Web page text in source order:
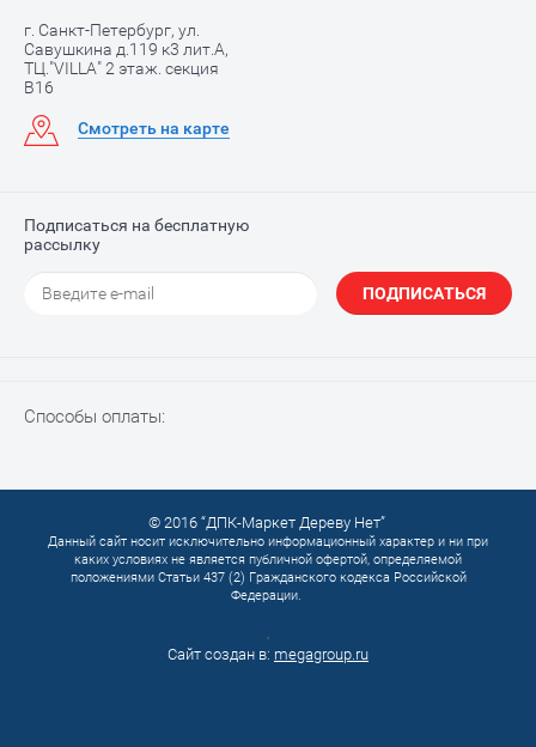
г. Санкт-Петербург, ул.
Савушкина д.119 к3 лит.А,
ТЦ."VILLA" 2 этаж. секция
В16
Смотреть на карте
Подписаться на бесплатную
рассылку
ПОДПИСАТЬСЯ
Способы оплаты:
© 2016 “ДПК-Маркет Дереву Нет”
Данный сайт носит исключительно информационный характер и ни при
каких условиях не является публичной офертой, определяемой
положениями Статьи 437 (2) Гражданского кодекса Российской
Федерации.
.
Сайт создан в: megagroup.ru